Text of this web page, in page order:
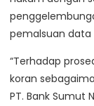
pemalsuan
“Terhadap
koran
PT. Bank Sumut